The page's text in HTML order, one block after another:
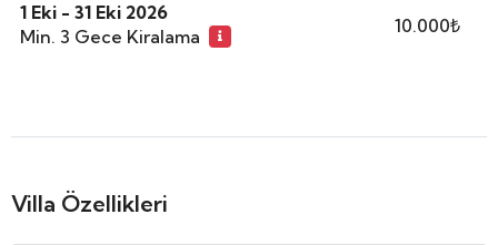
1 Eki - 31 Eki 2026
Min. 3 Gece Kiralama
10.000₺
Villa Özellikleri